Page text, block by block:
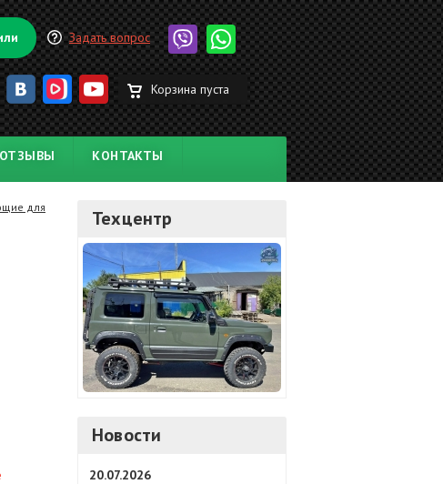
Задать вопрос
Корзина пуста
ОТЗЫВЫ КОНТАКТЫ
для
Техцентр
Новости
20.07.2026